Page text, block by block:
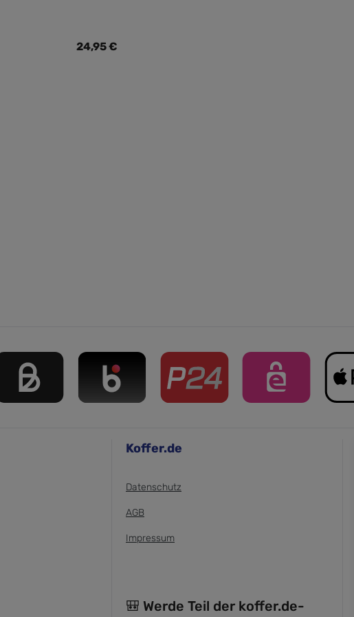
Regulärer Preis:
24,95 €
Koffer.de
Datenschutz
AGB
Impressum
🎒 Werde Teil der koffer.de-